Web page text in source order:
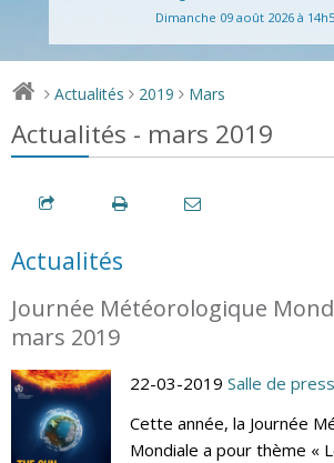
Dimanche 09 août 2026 à
> Actualités > 2019 > Mars
Actualités - mars 2019
Actualités
Journée Météorologique
mars 2019
22-03-2019 Salle de
Cette année, la Journée
Mondiale a pour thème «